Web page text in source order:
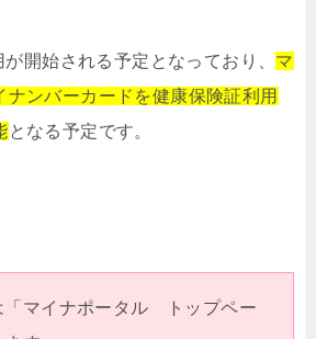
が開始される予定となっており、 マ
ナンバーカードを健康保険証利用
となる予定です。
「マイナポータル トップペー